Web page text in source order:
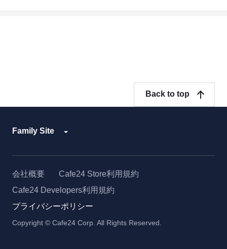
Family Site
Back to top
会社概要
Cafe24 Store利用規約
Cafe24 Developers利用規約
プライバシーポリシー
Copyright © Cafe24 Corp. All Rights Reserved.